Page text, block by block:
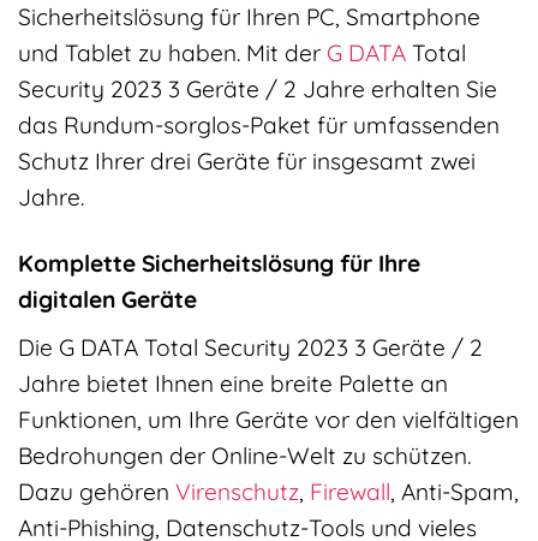
Sicherheitslösung für Ihren PC, Smartphone
und Tablet zu haben. Mit der G DATA Total
Security 2023 3 Geräte / 2 Jahre erhalten Sie
das Rundum-sorglos-Paket für umfassenden
Schutz Ihrer drei Geräte für insgesamt zwei
Jahre.
Komplette Sicherheitslösung für Ihre
digitalen Geräte
Die G DATA Total Security 2023 3 Geräte / 2
Jahre bietet Ihnen eine breite Palette an
Funktionen, um Ihre Geräte vor den vielfältigen
Bedrohungen der Online-Welt zu schützen.
Dazu gehören Virenschutz, Firewall, Anti-Spam,
Anti-Phishing, Datenschutz-Tools und vieles